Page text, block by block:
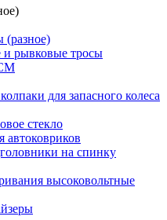
(разное)
и рывковые тросы
для запасного колеса
стекло
автоковриков
на спинку
высоковольтные